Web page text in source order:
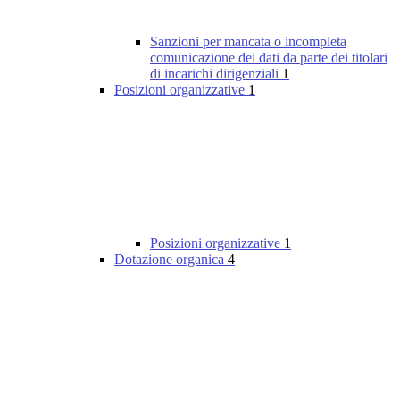
Sanzioni per mancata o incompleta
comunicazione dei dati da parte dei titolari
di incarichi dirigenziali 1
Posizioni organizzative 1
Posizioni organizzative 1
Dotazione organica 4